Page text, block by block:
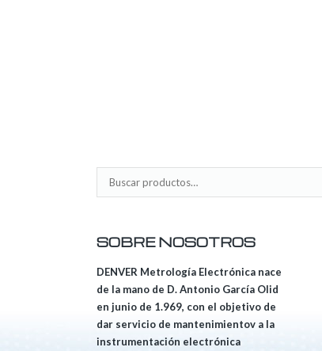
SOBRE NOSOTROS
DENVER Metrología Electrónica nace
de la mano de D. Antonio García Olid
en junio de 1.969, con el objetivo de
dar servicio de mantenimientov a la
instrumentación electrónica